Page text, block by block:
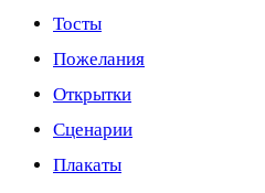
Тосты
Пожелания
Открытки
Сценарии
Плакаты